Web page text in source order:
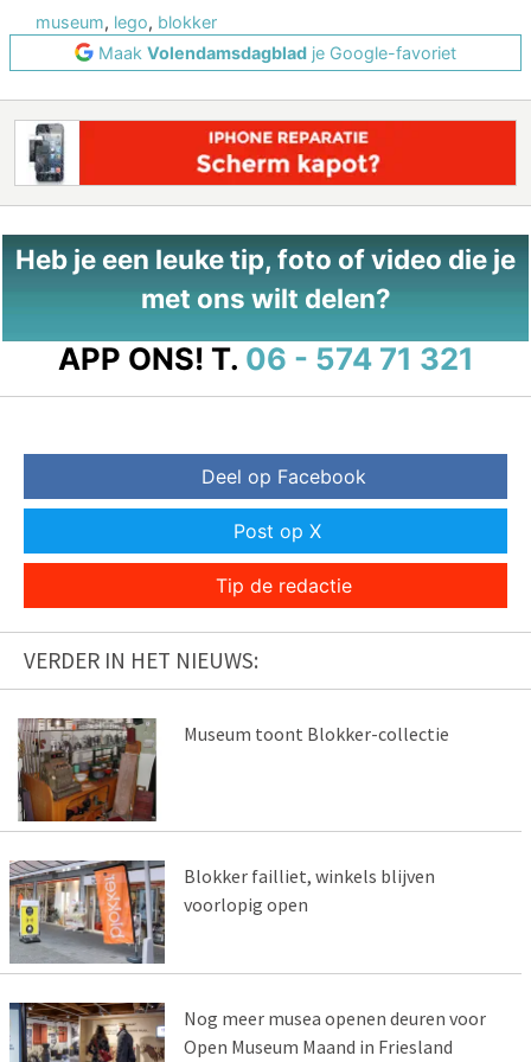
museum, lego, blokker
Maak Volendamsdagblad je Google-favoriet
Heb je een leuke tip, foto of video die je
met ons wilt delen?
APP ONS! T. 06 - 574 71 321
Deel op Facebook
Post op X
Tip de redactie
VERDER IN HET NIEUWS:
Museum toont Blokker-collectie
Blokker failliet, winkels blijven
voorlopig open
Nog meer musea openen deuren voor
Open Museum Maand in Friesland